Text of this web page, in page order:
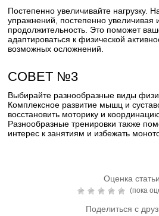
Постепенно увеличивайте нагрузку.
упражнений, постепенно увеличивая
продолжительность. Это поможет
адаптироваться к физической
возможных осложнений.
СОВЕТ №3
Выбирайте разнообразные виды
Комплексное развитие мышц и
восстановить моторику и
Разнообразные тренировки также
интерес к занятиям и избежать
Оценка
(пока
Поделиться с